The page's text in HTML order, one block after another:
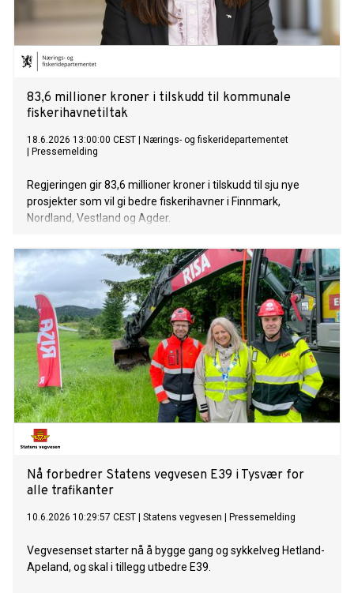
83,6 millioner kroner i tilskudd til kommunale
fiskerihavnetiltak
18.6.2026 13:00:00 CEST
Nærings- og fiskeridepartementet
Pressemelding
Regjeringen gir 83,6 millioner kroner i tilskudd til sju nye
prosjekter som vil gi bedre fiskerihavner i Finnmark,
Nordland, Vestland og Agder.
Nå forbedrer Statens vegvesen E39 i Tysvær for
alle trafikanter
10.6.2026 10:29:57 CEST Statens vegvesen Pressemelding
Vegvesenset starter nå å bygge gang og sykkelveg Hetland-
Apeland, og skal i tillegg utbedre E39.